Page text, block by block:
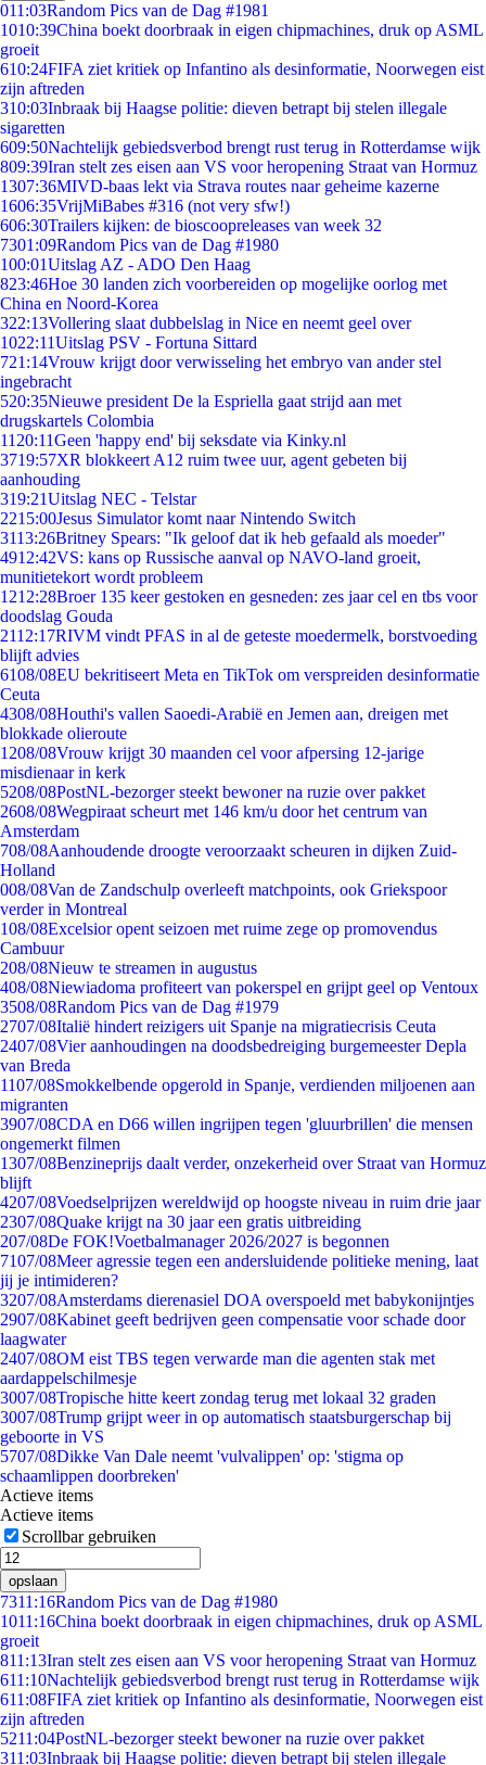
011:03Random Pics van de Dag #1981
1010:39China boekt doorbraak in eigen chipmachines, druk op ASML
groeit
610:24FIFA ziet kritiek op Infantino als desinformatie, Noorwegen eist
zijn aftreden
310:03Inbraak bij Haagse politie: dieven betrapt bij stelen illegale
sigaretten
609:50Nachtelijk gebiedsverbod brengt rust terug in Rotterdamse wijk
809:39Iran stelt zes eisen aan VS voor heropening Straat van Hormuz
1307:36MIVD-baas lekt via Strava routes naar geheime kazerne
1606:35VrijMiBabes #316 (not very sfw!)
606:30Trailers kijken: de bioscoopreleases van week 32
7301:09Random Pics van de Dag #1980
100:01Uitslag AZ - ADO Den Haag
823:46Hoe 30 landen zich voorbereiden op mogelijke oorlog met
China en Noord-Korea
322:13Vollering slaat dubbelslag in Nice en neemt geel over
1022:11Uitslag PSV - Fortuna Sittard
721:14Vrouw krijgt door verwisseling het embryo van ander stel
ingebracht
520:35Nieuwe president De la Espriella gaat strijd aan met
drugskartels Colombia
11 20:11Geen 'happy end' bij seksdate via Kinky.nl
3719:57XR blokkeert A12 ruim twee uur, agent gebeten bij
aanhouding
319:21Uitslag NEC - Telstar
2215:00Jesus Simulator komt naar Nintendo Switch
3113:26Britney Spears: "Ik geloof dat ik heb gefaald als moeder"
4912:42VS: kans op Russische aanval op NAVO-land groeit,
munitietekort wordt probleem
1212:28Broer 135 keer gestoken en gesneden: zes jaar cel en tbs voor
doodslag Gouda
2112:17RIVM vindt PFAS in al de geteste moedermelk, borstvoeding
blijft advies
6108/08EU bekritiseert Meta en TikTok om verspreiden desinformatie
Ceuta
4308/08Houthi's vallen Saoedi-Arabië en Jemen aan, dreigen met
blokkade olieroute
1208/08Vrouw krijgt 30 maanden cel voor afpersing 12-jarige
misdienaar in kerk
5208/08PostNL-bezorger steekt bewoner na ruzie over pakket
2608/08Wegpiraat scheurt met 146 km/u door het centrum van
Amsterdam
708/08Aanhoudende droogte veroorzaakt scheuren in dijken Zuid-
Holland
008/08Van de Zandschulp overleeft matchpoints, ook Griekspoor
verder in Montreal
108/08Excelsior opent seizoen met ruime zege op promovendus
Cambuur
208/08Nieuw te streamen in augustus
408/08Niewiadoma profiteert van pokerspel en grijpt geel op Ventoux
3508/08Random Pics van de Dag #1979
2707/08Italië hindert reizigers uit Spanje na migratiecrisis Ceuta
2407/08Vier aanhoudingen na doodsbedreiging burgemeester Depla
van Breda
1107/08Smokkelbende opgerold in Spanje, verdienden miljoenen aan
migranten
3907/08CDA en D66 willen ingrijpen tegen 'gluurbrillen' die mensen
ongemerkt filmen
1307/08Benzineprijs daalt verder, onzekerheid over Straat van Hormuz
blijft
4207/08Voedselprijzen wereldwijd op hoogste niveau in ruim drie jaar
2307/08Quake krijgt na 30 jaar een gratis uitbreiding
207/08De FOK!Voetbalmanager 2026/2027 is begonnen
7107/08Meer agressie tegen een andersluidende politieke mening, laat
jij je intimideren?
3207/08Amsterdams dierenasiel DOA overspoeld met babykonijntjes
2907/08Kabinet geeft bedrijven geen compensatie voor schade door
laagwater
2407/08OM eist TBS tegen verwarde man die agenten stak met
aardappelschilmesje
3007/08Tropische hitte keert zondag terug met lokaal 32 graden
3007/08Trump grijpt weer in op automatisch staatsburgerschap bij
geboorte in VS
5707/08Dikke Van Dale neemt 'vulvalippen' op: 'stigma op
schaamlippen doorbreken'
Actieve items
Actieve items
Scrollbar gebruiken
opslaan
7311:16Random Pics van de Dag #1980
1011:16China boekt doorbraak in eigen chipmachines, druk op ASML
groeit
811:13Iran stelt zes eisen aan VS voor heropening Straat van Hormuz
611:10Nachtelijk gebiedsverbod brengt rust terug in Rotterdamse wijk
611:08FIFA ziet kritiek op Infantino als desinformatie, Noorwegen eist
zijn aftreden
5211:04PostNL-bezorger steekt bewoner na ruzie over pakket
311:03Inbraak bij Haagse politie: dieven betrapt bij stelen illegale